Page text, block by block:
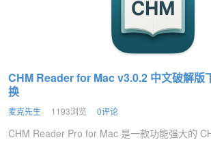
CHM Reader for Mac v3.0.2 中文破解版
换
麦克先生 1193浏览 0评论
CHM Reader Pro for Mac 是一款功能强大的